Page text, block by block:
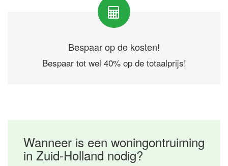
Bespaar op de kosten!
Bespaar tot wel 40% op de totaalprijs!
Wanneer is een woningontruiming
in Zuid-Holland nodig?